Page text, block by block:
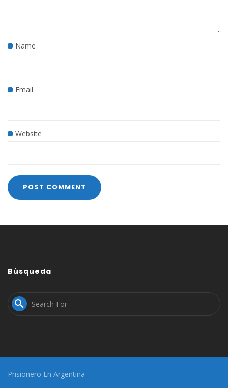
Name
Email
Website
Búsqueda

Prisionero En Argentina